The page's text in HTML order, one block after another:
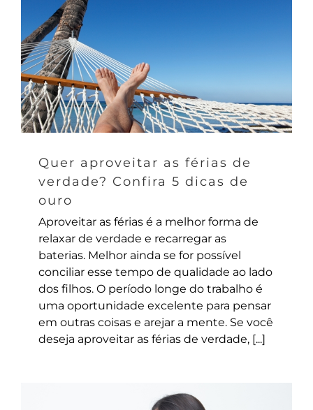
Quer aproveitar as férias de
verdade? Confira 5 dicas de
ouro
Aproveitar as férias é a melhor forma de
relaxar de verdade e recarregar as
baterias. Melhor ainda se for possível
conciliar esse tempo de qualidade ao lado
dos filhos. O período longe do trabalho é
uma oportunidade excelente para pensar
em outras coisas e arejar a mente. Se você
deseja aproveitar as férias de verdade, [...]